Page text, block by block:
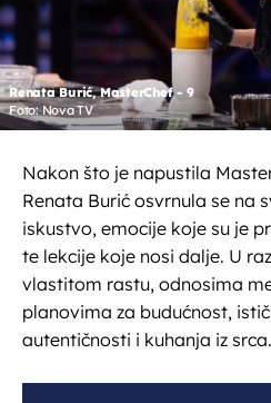
Renata Burić, MasterChef - 9
Foto: Nova TV
Nakon što je napustila
Renata Burić osvrnula se na
iskustvo, emocije koje su je
te lekcije koje nosi dalje. U
vlastitom rastu, odnosima
planovima za budućnost,
autentičnosti i kuhanja iz srca.